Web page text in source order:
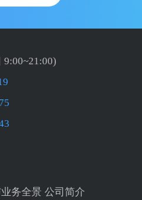
9:00~21:00)
务全景 公司简介